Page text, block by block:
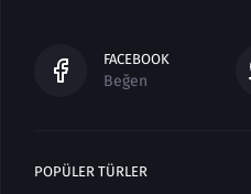
FACEBOOK
Beğen
POPÜLER TÜRLER